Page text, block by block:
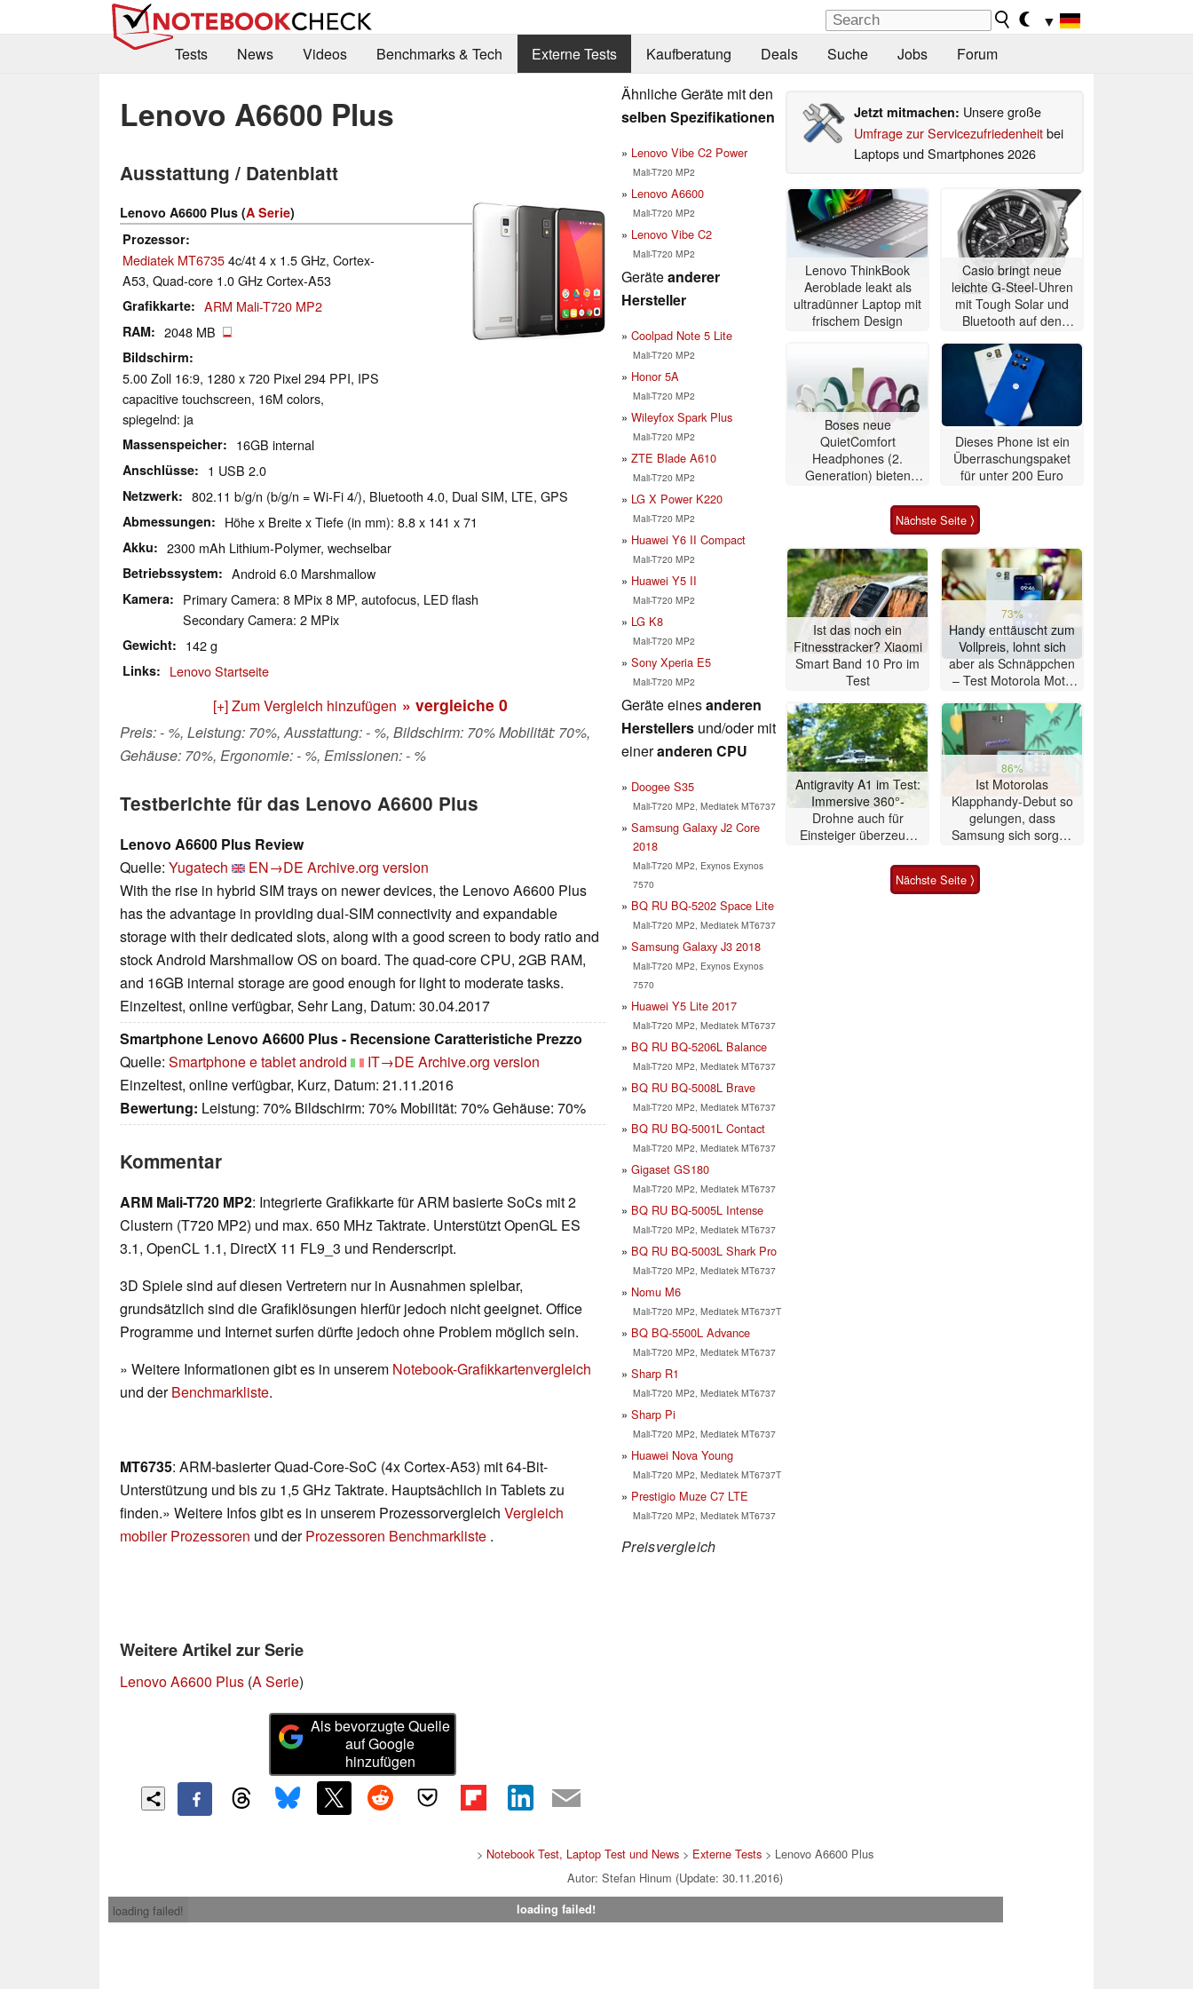
▼
Tests
News Videos Benchmarks & Tech Externe Tests Kaufberatung Deals Suche Jobs Forum
Lenovo A6600 Plus
Ausstattung / Datenblatt
Lenovo A6600 Plus (A Serie)
Prozessor
Mediatek MT67354c/4t 4 x 1.5 GHz, Cortex-
A53, Quad-core 1.0 GHz Cortex-A53
Grafikkarte ARM Mali-T720 MP2
RAM 2048 MB
Bildschirm
5.00 Zoll 16:9, 1280 x 720 Pixel 294 PPI, IPS
capacitive touchscreen, 16M colors,
spiegelnd: ja
Massenspeicher 16GB internal
Anschlüsse 1 USB 2.0
Netzwerk 802.11 b/g/n (b/g/n = Wi-Fi 4/), Bluetooth 4.0, Dual SIM, LTE, GPS
Abmessungen Höhe x Breite x Tiefe (in mm): 8.8 x 141 x 71
Akku 2300 mAh Lithium-Polymer, wechselbar
Betriebssystem Android 6.0 Marshmallow
Kamera
Primary Camera: 8 MPix 8 MP, autofocus, LED flash
Secondary Camera: 2 MPix
Gewicht 142 g
Links Lenovo Startseite
[+] Zum Vergleich hinzufügen » vergleiche 0
Preis: - %, Leistung: 70%, Ausstattung: - %, Bildschirm: 70% Mobilität: 70%,
Gehäuse: 70%, Ergonomie: - %, Emissionen: - %
Testberichte für das Lenovo A6600 Plus
Lenovo A6600 Plus Review
Quelle: Yugatech EN→DE Archive.org version
With the rise in hybrid SIM trays on newer devices, the Lenovo A6600 Plus
has the advantage in providing dual-SIM connectivity and expandable
storage with their dedicated slots, along with a good screen to body ratio and
stock Android Marshmallow OS on board. The quad-core CPU, 2GB RAM,
and 16GB internal storage are good enough for light to moderate tasks.
Einzeltest, online verfügbar, Sehr Lang, Datum: 30.04.2017
Smartphone Lenovo A6600 Plus - Recensione Caratteristiche Prezzo
Quelle: Smartphone e tablet android IT→DE Archive.org version
Einzeltest, online verfügbar, Kurz, Datum: 21.11.2016
Bewertung: Leistung: 70% Bildschirm: 70% Mobilität: 70% Gehäuse: 70%
Kommentar
ARM Mali-T720 MP2: Integrierte Grafikkarte für ARM basierte SoCs mit 2
Clustern (T720 MP2) und max. 650 MHz Taktrate. Unterstützt OpenGL ES
3.1, OpenCL 1.1, DirectX 11 FL9_3 und Renderscript.
3D Spiele sind auf diesen Vertretern nur in Ausnahmen spielbar,
grundsätzlich sind die Grafiklösungen hierfür jedoch nicht geeignet. Office
Programme und Internet surfen dürfte jedoch ohne Problem möglich sein.
» Weitere Informationen gibt es in unserem Notebook-Grafikkartenvergleich
und derBenchmarkliste.
MT6735: ARM-basierter Quad-Core-SoC (4x Cortex-A53) mit 64-Bit-
Unterstützung und bis zu 1,5 GHz Taktrate. Hauptsächlich in Tablets zu
finden.» Weitere Infos gibt es in unserem Prozessorvergleich Vergleich
mobiler Prozessoren und derProzessoren Benchmarkliste .
Weitere Artikel zur Serie
Lenovo A6600 Plus (A Serie)
Als bevorzugte Quelle
auf Google
hinzufügen
Ähnliche Geräte mit den
selben Spezifikationen
Lenovo Vibe C2 Power
Mali-T720 MP2
Lenovo A6600
Mali-T720 MP2
Lenovo Vibe C2
Mali-T720 MP2
Geräteanderer
Hersteller
Coolpad Note 5 Lite
Mali-T720 MP2
Honor 5A
Mali-T720 MP2
Wileyfox Spark Plus
Mali-T720 MP2
ZTE Blade A610
Mali-T720 MP2
LG X Power K220
Mali-T720 MP2
Huawei Y6 II Compact
Mali-T720 MP2
Huawei Y5 II
Mali-T720 MP2
LG K8
Mali-T720 MP2
Sony Xperia E5
Mali-T720 MP2
Geräte einesanderen
Herstellers und/oder mit
eineranderen CPU
Doogee S35
Mali-T720 MP2, Mediatek MT6737
Samsung Galaxy J2 Core
2018
Mali-T720 MP2, Exynos Exynos
7570
BQ RU BQ-5202 Space Lite
Mali-T720 MP2, Mediatek MT6737
Samsung Galaxy J3 2018
Mali-T720 MP2, Exynos Exynos
7570
Huawei Y5 Lite 2017
Mali-T720 MP2, Mediatek MT6737
BQ RU BQ-5206L Balance
Mali-T720 MP2, Mediatek MT6737
BQ RU BQ-5008L Brave
Mali-T720 MP2, Mediatek MT6737
BQ RU BQ-5001L Contact
Mali-T720 MP2, Mediatek MT6737
Gigaset GS180
Mali-T720 MP2, Mediatek MT6737
BQ RU BQ-5005L Intense
Mali-T720 MP2, Mediatek MT6737
BQ RU BQ-5003L Shark Pro
Mali-T720 MP2, Mediatek MT6737
Nomu M6
Mali-T720 MP2, Mediatek MT6737T
BQ BQ-5500L Advance
Mali-T720 MP2, Mediatek MT6737
Sharp R1
Mali-T720 MP2, Mediatek MT6737
Sharp Pi
Mali-T720 MP2, Mediatek MT6737
Huawei Nova Young
Mali-T720 MP2, Mediatek MT6737T
Prestigio Muze C7 LTE
Mali-T720 MP2, Mediatek MT6737
Preisvergleich
Jetzt mitmachen: Unsere große
Umfrage zur Servicezufriedenheitbei
Laptops und Smartphones 2026
Lenovo ThinkBook
Aeroblade leakt als
ultradünner Laptop mit
frischem Design
Casio bringt neue
leichte G-Steel-Uhren
mit Tough Solar und
Bluetooth auf den
Boses neue
QuietComfort
Headphones (2.
Generation) bieten
Dieses Phone ist ein
Überraschungspaket
für unter 200 Euro
Nächste Seite ⟩
Ist das noch ein
Fitnesstracker? Xiaomi
Smart Band 10 Pro im
Test
73%
Handy enttäuscht zum
Vollpreis, lohnt sich
aber als Schnäppchen
– Test Motorola Moto
Antigravity A1 im Test:
Immersive 360°-
Drohne auch für
Einsteiger überzeugt
86%
Ist Motorolas
Klapphandy-Debut so
gelungen, dass
Samsung sich sorgen
Smartphone im Test
Nächste Seite ⟩
> Notebook Test, Laptop Test und News> Externe Tests> Lenovo A6600 Plus
Autor: Stefan Hinum (Update: 30.11.2016)
loading failed!
loading failed!